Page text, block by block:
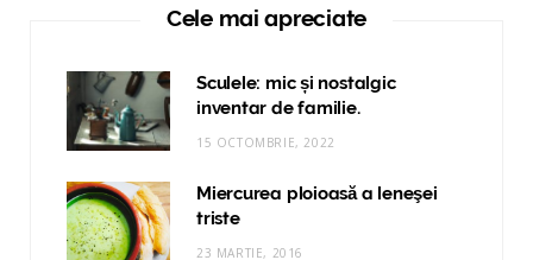
Cele mai apreciate
Sculele: mic și nostalgic
inventar de familie.
15 OCTOMBRIE, 2022
Miercurea ploioasă a leneşei
triste
23 MARTIE, 2016